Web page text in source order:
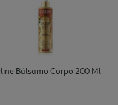
Bálsamo Corpo 200 Ml